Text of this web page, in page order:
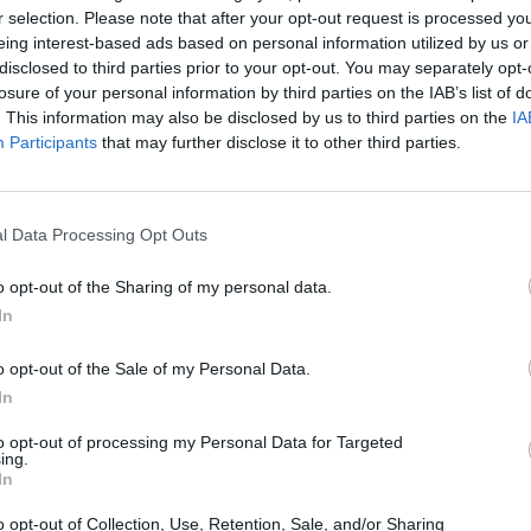
selection. Please note that after your opt-out request is processed
interest-based ads based on personal information utilized by us
to third parties prior to your opt-out. You may separately
of your personal information by third parties on the IAB’s list of
This information may also be disclosed by us to third parties on the
Participants that may further disclose it to other third parties.
Data Processing Opt Outs
opt-out of the Sharing of my personal data.
opt-out of the Sale of my Personal Data.
opt-out of processing my Personal Data for Targeted
opt-out of Collection, Use, Retention, Sale, and/or Sharing
Κοινοποίηση
6 Αυγούστου 2026, 08:16
Την Κυριακή 9
ετήσιο
Κλήμου
6 Αυγούστου 2026, 07:42
Στη Σόφια θα
Σύγκρουση
δικύκλου
Κεραυνός